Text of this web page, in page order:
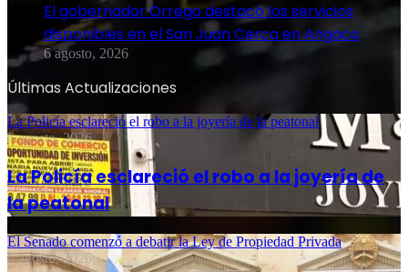
El gobernador Orrego destacó los servicios
disponibles en el San Juan Cerca en Angaco
6 agosto, 2026
Últimas Actualizaciones
La Policía esclareció el robo a la joyería de la peatonal
6 agosto, 2026
La Policía esclareció el robo a la joyería de
la peatonal
El Senado comenzó a debatir la Ley de Propiedad Privada
6 agosto, 2026